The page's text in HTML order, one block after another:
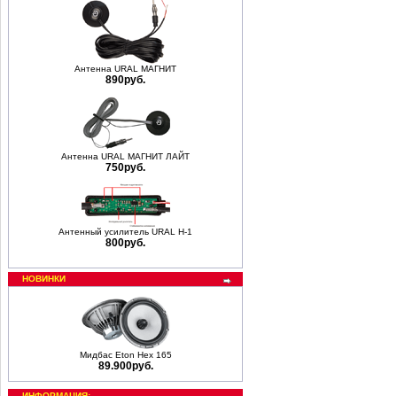
Антенна URAL МАГНИТ
890руб.
Антенна URAL МАГНИТ ЛАЙТ
750руб.
Антенный усилитель URAL Н-1
800руб.
НОВИНКИ
Мидбас Eton Hex 165
89.900руб.